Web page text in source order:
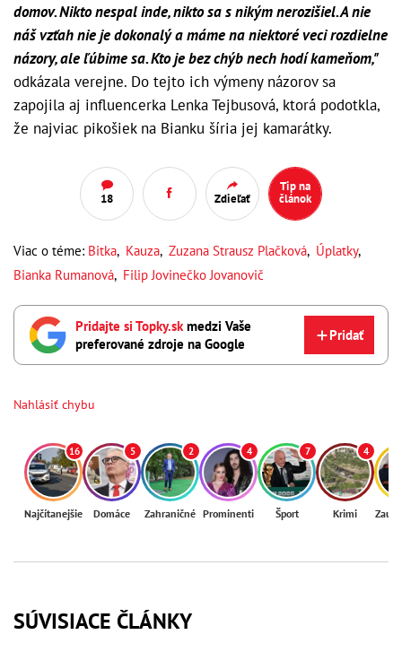
domov. Nikto nespal inde, nikto sa s nikým nerozišiel. A nie
náš vzťah nie je dokonalý a máme na niektoré veci rozdielne
názory, ale ľúbime sa. Kto je bez chýb nech hodí kameňom,"
odkázala verejne. Do tejto ich výmeny názorov sa
zapojila aj influencerka Lenka Tejbusová, ktorá podotkla,
že najviac pikošiek na Bianku šíria jej kamarátky.
18 Zdieľať
Tip na
článok
Viac o téme: Bitka, Kauza, Zuzana Strausz Plačková, Úplatky,
Bianka Rumanová, Filip Jovinečko Jovanovič
Pridajte si Topky.sk medzi Vaše
preferované zdroje na Google
Pridať
Nahlásiť chybu
16
Najčítanejšie
5
Domáce
2
Zahraničné
4
Prominenti
7
Šport
4
Krimi
SÚVISIACE ČLÁNKY